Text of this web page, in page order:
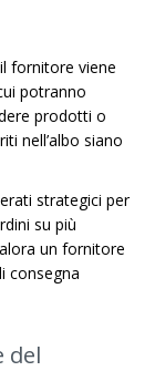
fornitore viene
potranno
prodotti o
nell’albo siano
strategici per
su più
un fornitore
consegna
del